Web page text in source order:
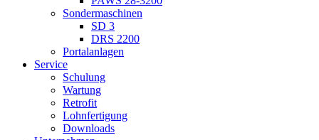
Sondermaschinen
SD 3
DRS 2200
Portalanlagen
Service
Schulung
Wartung
Retrofit
Lohnfertigung
Downloads